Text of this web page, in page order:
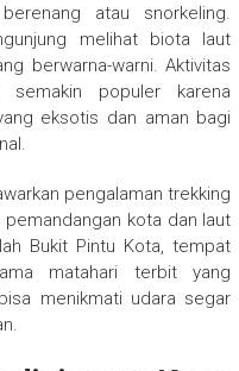
atau snorkeling.
melihat biota laut
berwarna-warni. Aktivitas
populer karena
eksotis dan aman bagi
pengalaman trekking
kota dan laut
Bukit Pintu Kota, tempat
matahari terbit yang
menikmati udara segar